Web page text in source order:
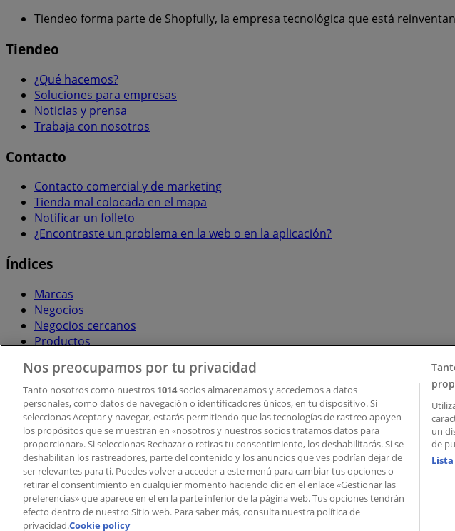
Tiendeo forma parte de Shopfully, la empresa tecnológica que está
Tiendeo
¿Qué hacemos?
Soluciones para empresas
Noticias y prensa
Trabaja con nosotros
Contacto
Contacto comercial y de marketing
Tienda mal colocada en el mapa
Notificar un folleto
¿Encontraste un problema en la web o en la aplicación?
Índices
Marcas
Negocios
Negocios cercanos
Productos
Descargar la APP Tiendeo
Copyright © Tiendeo ® 2026 · Shopfully Marketing S.L.U. – Palau de Mar – 08039
Términos y condicionesPolítica de privacidad
Nos preocupamos por tu privacidad
Tanto nosotros como nuestros 1014socios almacenamos y accedemos a datos
personales, como datos de navegación o identificadores únicos, en tu dispositivo. Si
seleccionas Aceptar y navegar, estarás permitiendo que las tecnologías de rastreo apoyen
los propósitos que se muestran en «nosotros y nuestros socios tratamos datos para
proporcionar». Si seleccionas Rechazar o retiras tu consentimiento, los deshabilitarás. Si se
deshabilitan los rastreadores, parte del contenido y los anuncios que ves podrían dejar de
ser relevantes para ti. Puedes volver a acceder a este menú para cambiar tus opciones o
retirar el consentimiento en cualquier momento haciendo clic en el enlace «Gestionar las
preferencias» que aparece en el en la parte inferior de la página web. Tus opciones tendrán
efecto dentro de nuestro Sitio web. Para saber más, consulta nuestra política de
privacidad.Cookie policy
un
de